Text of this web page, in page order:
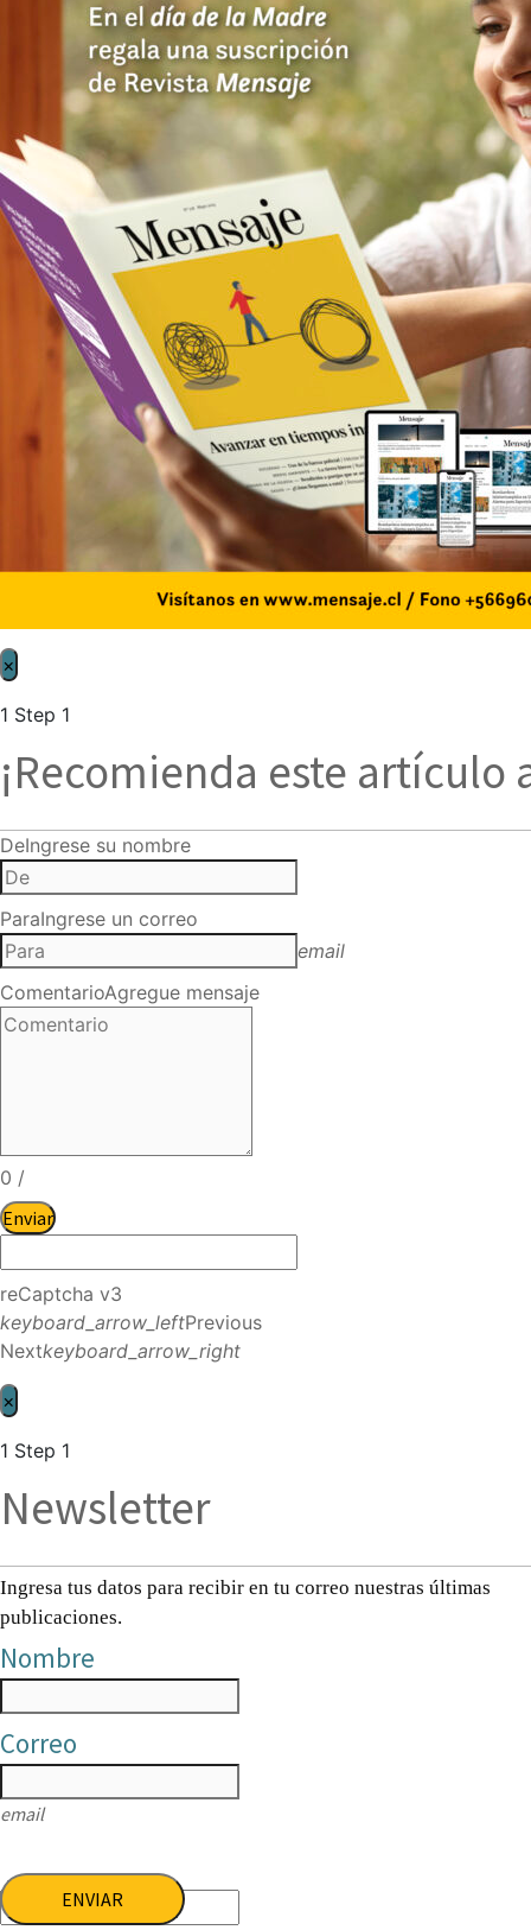
×
1 Step 1
¡Recomienda este artículo
DeIngrese su nombre
ParaIngrese un correo
email
ComentarioAgregue mensaje
0 /
Enviar
reCaptcha v3
keyboard_arrow_leftPrevious
Nextkeyboard_arrow_right
×
1 Step 1
Newsletter
Ingresa tus datos para recibir en tu correo nuestras últimas
publicaciones.
Nombre
Correo
email
ENVIAR